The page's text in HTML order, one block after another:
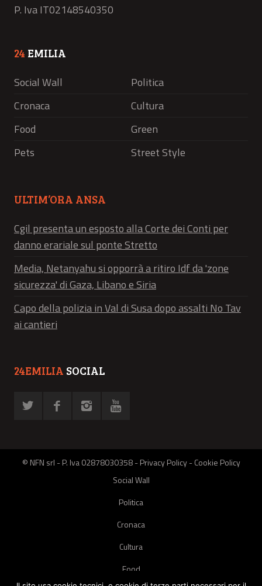
P. Iva IT02148540350
24 EMILIA
Social Wall
Politica
Cronaca
Cultura
Food
Green
Pets
Street Style
ULTIM’ORA ANSA
Cgil presenta un esposto alla Corte dei Conti per
danno erariale sul ponte Stretto
Media, Netanyahu si opporrà a ritiro Idf da 'zone
sicurezza' di Gaza, Libano e Siria
Capo della polizia in Val di Susa dopo assalti No Tav
ai cantieri
24EMILIA SOCIAL
© NFN srl - P. Iva 02878030358 -Privacy Policy-Cookie Policy
Social Wall
Politica
Cronaca
Cultura
Food